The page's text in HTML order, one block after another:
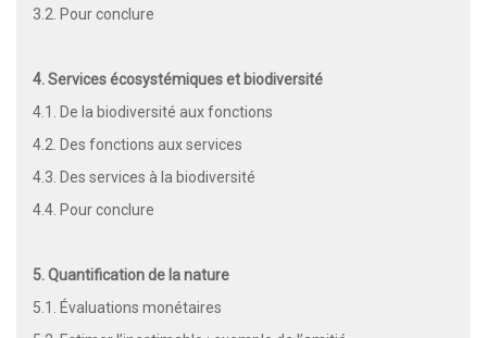
3.2. Pour conclure
4. Services écosystémiques et biodiversité
4.1. De la biodiversité aux fonctions
4.2. Des fonctions aux services
4.3. Des services à la biodiversité
4.4. Pour conclure
5. Quantification de la nature
5.1. Évaluations monétaires